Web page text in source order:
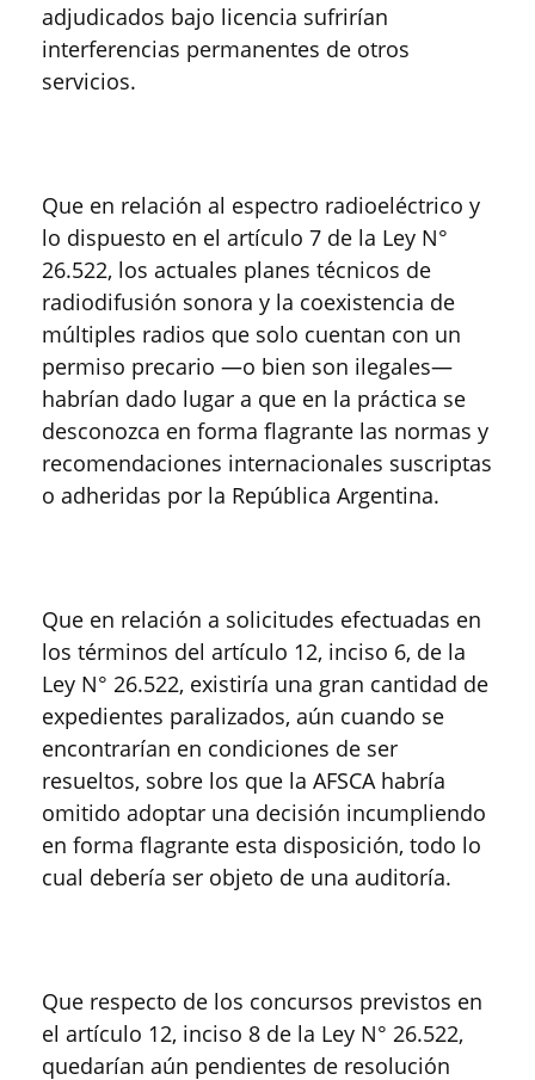
adjudicados bajo licencia sufrirían
interferencias permanentes de otros
servicios.
Que en relación al espectro radioeléctrico y
lo dispuesto en el artículo 7 de la Ley N°
26.522, los actuales planes técnicos de
radiodifusión sonora y la coexistencia de
múltiples radios que solo cuentan con un
permiso precario —o bien son ilegales—
habrían dado lugar a que en la práctica se
desconozca en forma flagrante las normas y
recomendaciones internacionales suscriptas
o adheridas por la República Argentina.
Que en relación a solicitudes efectuadas en
los términos del artículo 12, inciso 6, de la
Ley N° 26.522, existiría una gran cantidad de
expedientes paralizados, aún cuando se
encontrarían en condiciones de ser
resueltos, sobre los que la AFSCA habría
omitido adoptar una decisión incumpliendo
en forma flagrante esta disposición, todo lo
cual debería ser objeto de una auditoría.
Que respecto de los concursos previstos en
el artículo 12, inciso 8 de la Ley N° 26.522,
quedarían aún pendientes de resolución